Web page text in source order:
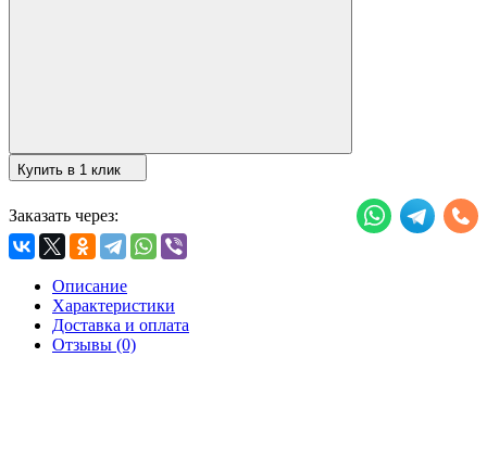
Купить в 1 клик
Заказать через:
Описание
Характеристики
Доставка и оплата
Отзывы (0)